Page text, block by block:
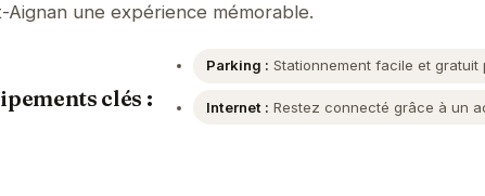
Aignan une expérience mémorable.
clés :
Parking : Stationnement facile et gratuit
Internet : Restez connecté grâce à un